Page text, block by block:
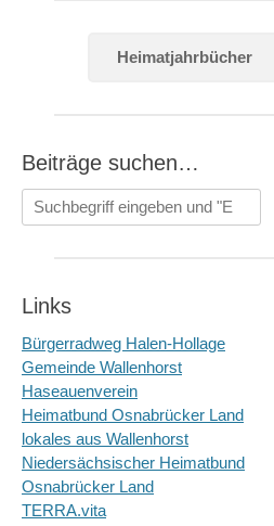
Heimatjahrbücher
Beiträge suchen…
Suchen
nach:
Links
Bürgerradweg Halen-Hollage
Gemeinde Wallenhorst
Haseauenverein
Heimatbund Osnabrücker Land
lokales aus Wallenhorst
Niedersächsischer Heimatbund
Osnabrücker Land
TERRA.vita